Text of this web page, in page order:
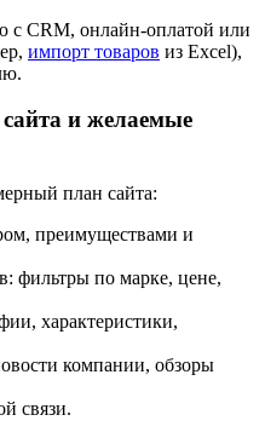
с CRM, онлайн-оплатой или
импорт товаров из Excel),
и желаемые
план сайта:
преимуществами и
фильтры по марке, цене,
характеристики,
компании, обзоры
связи.